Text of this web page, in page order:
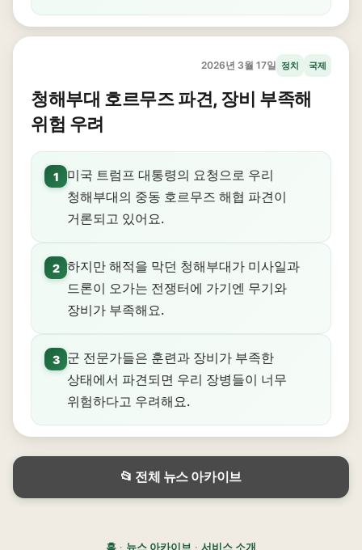
2026년 3월 17일 정치 국제
청해부대 호르무즈 파견, 장비 부족해
위험 우려
1
미국 트럼프 대통령의 요청으로 우리
청해부대의 중동 호르무즈 해협 파견이
거론되고 있어요.
2 하지만 해적을 막던 청해부대가 미사일과
드론이 오가는 전쟁터에 가기엔 무기와
장비가 부족해요.
3
군 전문가들은 훈련과 장비가 부족한
상태에서 파견되면 우리 장병들이 너무
위험하다고 우려해요.
📂 전체 뉴스 아카이브
홈 · 뉴스 아카이브 · 서비스 소개